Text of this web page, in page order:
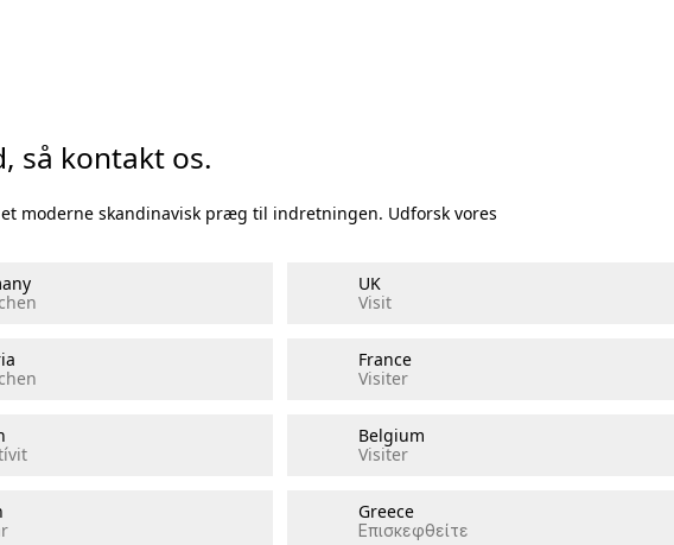
så kontakt os.
moderne skandinavisk præg til indretningen. Udforsk vores
UK
Visit
France
Visiter
Belgium
Visiter
Greece
Επισκεφθείτε